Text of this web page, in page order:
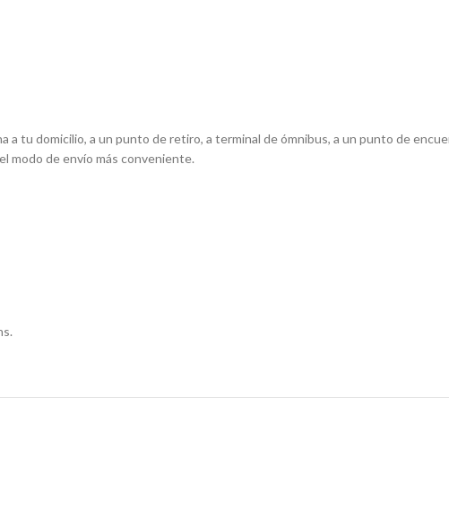
a tu domicilio, a un punto de retiro, a terminal de ómnibus, a un punto de
modo de envío más conveniente.